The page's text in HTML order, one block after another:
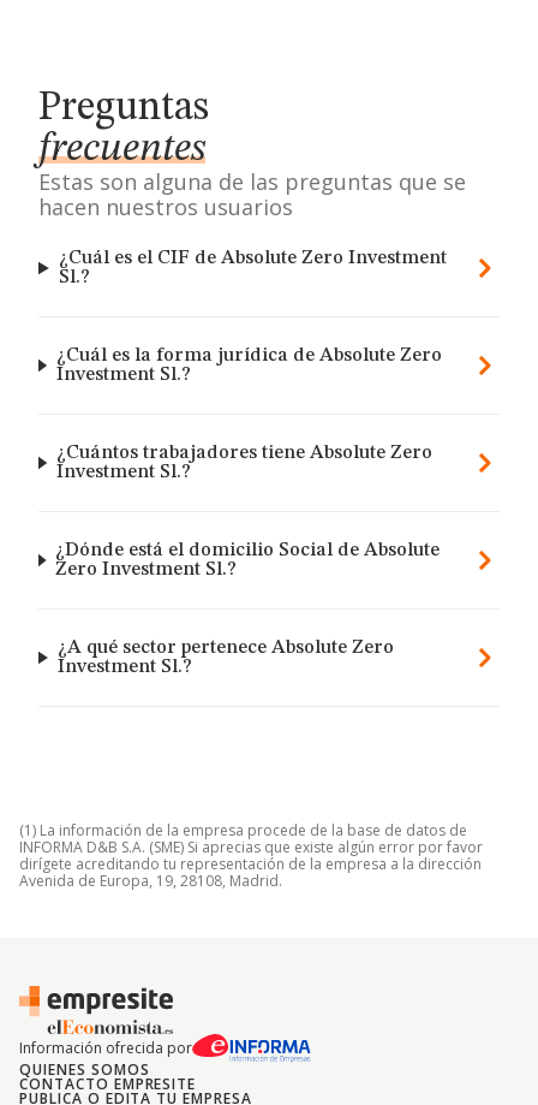
Preguntas
frecuentes
Estas son alguna de las preguntas que se
hacen nuestros usuarios
¿Cuál es el CIF de Absolute Zero Investment
Sl.?
¿Cuál es la forma jurídica de Absolute Zero
Investment Sl.?
¿Cuántos trabajadores tiene Absolute Zero
Investment Sl.?
¿Dónde está el domicilio Social de Absolute
Zero Investment Sl.?
¿A qué sector pertenece Absolute Zero
Investment Sl.?
(1) La información de la empresa procede de la base de datos de
INFORMA D&B S.A. (SME) Si aprecias que existe algún error por favor
dirígete acreditando tu representación de la empresa a la dirección
Avenida de Europa, 19, 28108, Madrid.
Información ofrecida por
QUIENES SOMOS
CONTACTO EMPRESITE
PUBLICA O EDITA TU EMPRESA